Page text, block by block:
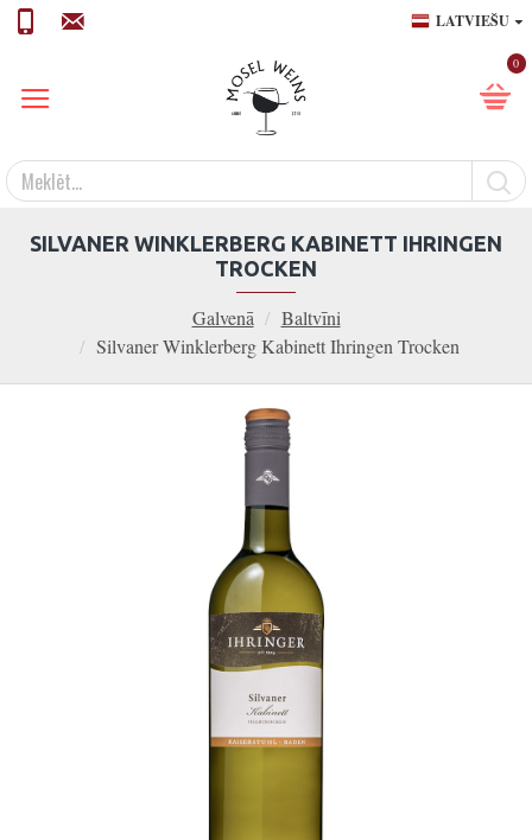
LATVIEŠU
0
Galvenā
Baltvīni
Silvaner Winklerberg Kabinett Ihringen Trocken
SILVANER WINKLERBERG KABINETT IHRINGEN
TROCKEN